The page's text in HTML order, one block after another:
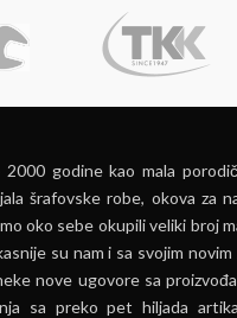
godine kao mala
šrafovske robe, okova za
oko sebe okupili veliki broj
su nam i sa svojim
nove ugovore sa
sa preko pet hiljada